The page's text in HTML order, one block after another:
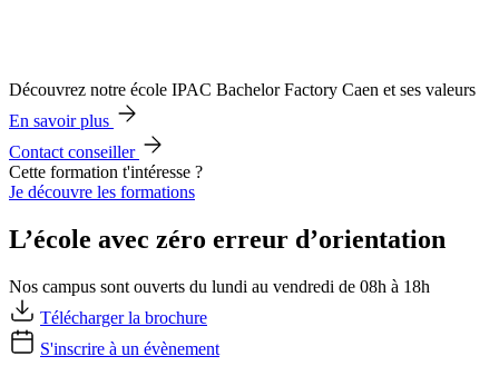
Découvrez notre école IPAC Bachelor Factory Caen et ses valeurs
En savoir plus
Contact conseiller
Cette formation t'intéresse ?
Je découvre les formations
L’école avec zéro erreur d’orientation
Nos campus sont ouverts du lundi au vendredi de 08h à 18h
Télécharger la brochure
S'inscrire à un évènement